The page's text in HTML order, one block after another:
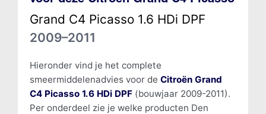
Grand C4 Picasso 1.6 HDi DPF
2009–2011
Hieronder vind je het complete
smeermiddelenadvies voor de Citroën Grand
C4 Picasso 1.6 HDi DPF(bouwjaar 2009-2011).
Per onderdeel zie je welke producten Den